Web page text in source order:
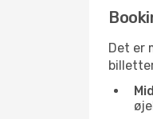
Det er